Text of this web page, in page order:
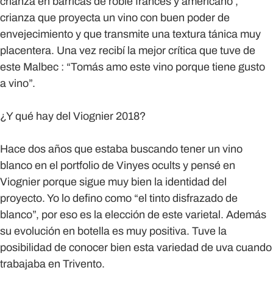
crianza que proyecta un vino con buen poder de
envejecimiento y que transmite una textura tánica muy
placentera. Una vez recibí la mejor crítica que tuve de
este Malbec : “Tomás amo este vino porque tiene gusto
a vino”.
¿Y qué hay del Viognier 2018?
Hace dos años que estaba buscando tener un vino
blanco en el portfolio de Vinyes ocults y pensé en
Viognier porque sigue muy bien la identidad del
proyecto. Yo lo defino como “el tinto disfrazado de
blanco”, por eso es la elección de este varietal. Además
su evolución en botella es muy positiva. Tuve la
posibilidad de conocer bien esta variedad de uva cuando
trabajaba en Trivento.